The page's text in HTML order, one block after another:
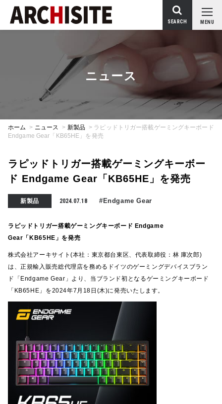
MENU
SEARCH
ニュース
ホーム > ニュース > 新製品 > ラピッドトリガー搭載ゲーミングキーボード
Endgame Gear「KB65HE」を発売
ラピッドトリガー搭載ゲーミングキーボー
ド Endgame Gear「KB65HE」を発売
新製品 2024.07.18 #Endgame Gear
ラピッドトリガー搭載ゲーミングキーボード Endgame
Gear「KB65HE」を発売
株式会社アーキサイト(本社：東京都台東区、代表取締役：林 庫次郎)
は、正規輸入販売総代理店を務めるドイツのゲーミングデバイスブラン
ド「Endgame Gear」より、当ブランド初となるゲーミングキーボード
「KB65HE」を2024年7月18日(木)に発売いたします。